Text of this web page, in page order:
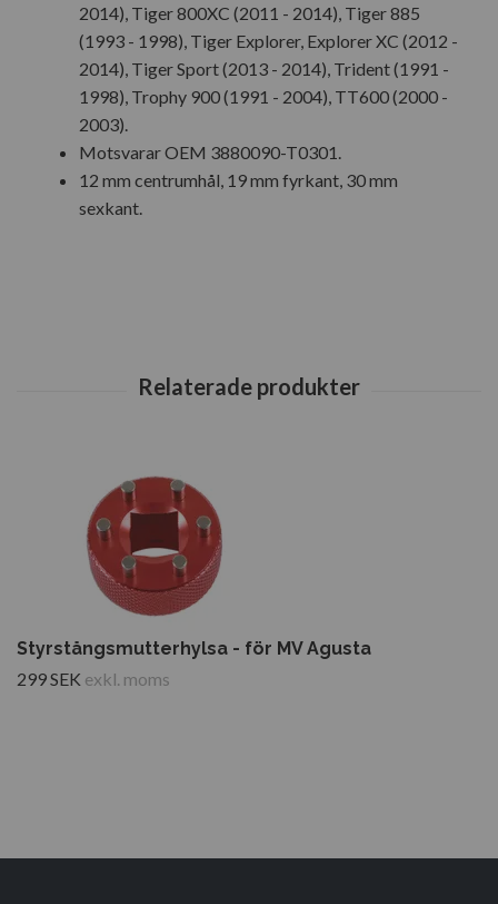
2014), Tiger 800XC (2011 - 2014), Tiger 885
(1993 - 1998), Tiger Explorer, Explorer XC (2012 -
2014), Tiger Sport (2013 - 2014), Trident (1991 -
1998), Trophy 900 (1991 - 2004), TT600 (2000 -
2003).
Motsvarar OEM 3880090-T0301.
12 mm centrumhål, 19 mm fyrkant, 30 mm
sexkant.
Styrstångsmutterhylsa - för MV Agusta
299 SEK exkl. moms